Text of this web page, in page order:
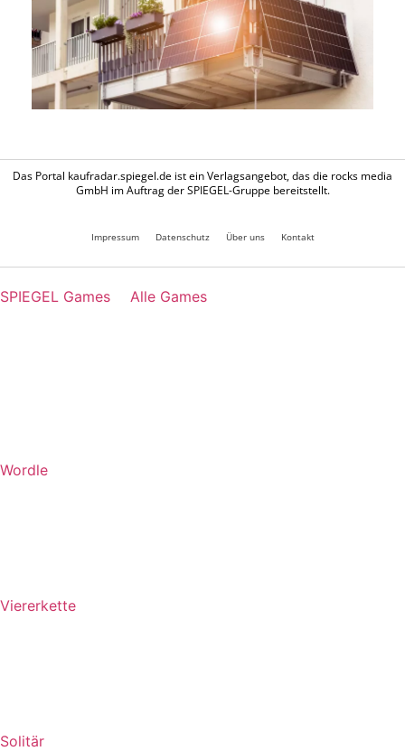
Das Portal kaufradar.spiegel.de ist ein Verlagsangebot, das die rocks media
GmbH im Auftrag der SPIEGEL-Gruppe bereitstellt.
Impressum Datenschutz Über uns Kontakt
SPIEGEL Games Alle Games
Wordle
Viererkette
Solitär